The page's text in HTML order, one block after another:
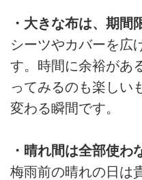
・大きな布は、期間
シーツやカバーを広
す。時間に余裕があ
ってみるのも楽しい
変わる瞬間です。
・晴れ間は全部使わ
梅雨前の晴れの日は